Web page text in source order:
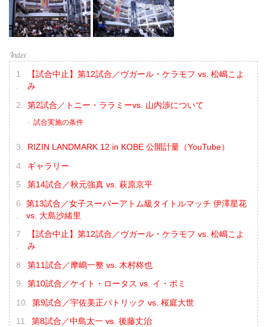
【試合中止】第12試合／ヴガール・ケラモフ vs. 松嶋こよ
み
第2試合／トニー・ララミーvs. 山内渉について
試合実施の条件
RIZIN LANDMARK 12 in KOBE 公開計量（YouTube）
ギャラリー
第14試合／秋元強真 vs. 萩原京平
第13試合／女子スーパーアトム級タイトルマッチ 伊澤星花
vs. 大島沙緒里
【試合中止】第12試合／ヴガール・ケラモフ vs. 松嶋こよ
み
第11試合／摩嶋一整 vs. 木村柊也
第10試合／ケイト・ロータス vs. イ・ボミ
第9試合／宇佐美正パトリック vs. 桜庭大世
第8試合／中島太一 vs. 後藤丈治